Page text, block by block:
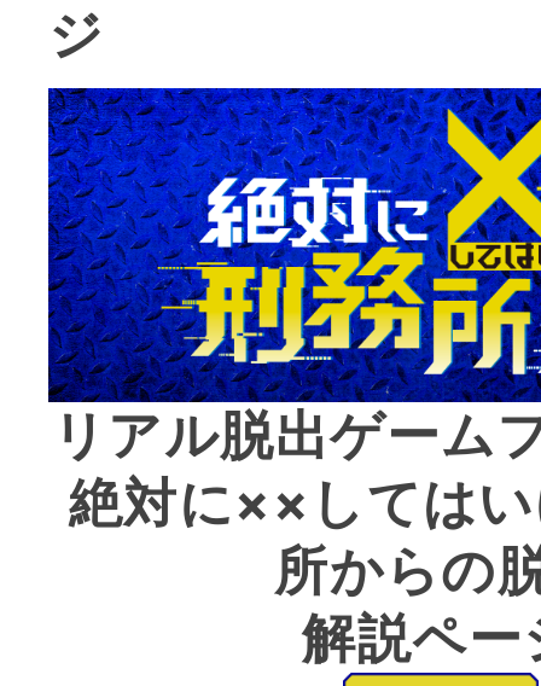
ジ
リアル脱出ゲーム
絶対に××しては
所からの
解説ペー